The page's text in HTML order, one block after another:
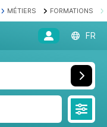
MÉTIERS FORMATIONS
FR